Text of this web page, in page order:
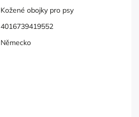
Kožené obojky pro psy
4016739419552
Německo